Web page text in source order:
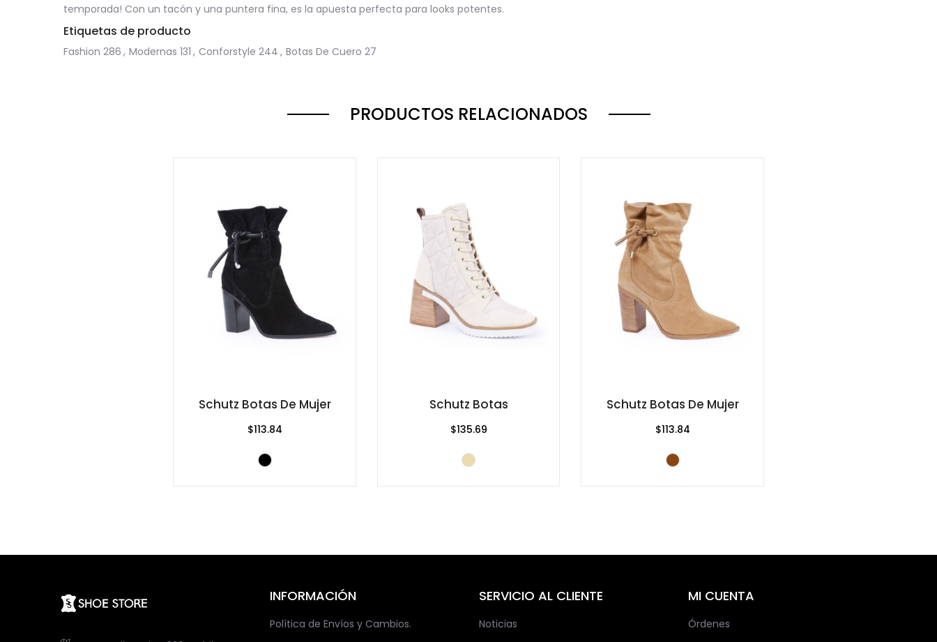
temporada! Con un tacón y una puntera fina, es la apuesta perfecta para looks potentes.
Etiquetas de producto
Fashion 286 , Modernas 131 , Conforstyle 244 , Botas De Cuero 27
PRODUCTOS RELACIONADOS
Schutz Botas De Mujer
$113.84
Schutz Botas
$135.69
Schutz Botas De Mujer
$113.84
INFORMACIÓN
Política de Envíos y Cambios.
SERVICIO AL CLIENTE
Noticias
MI CUENTA
Órdenes